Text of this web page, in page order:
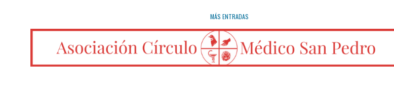
MÁS ENTRADAS